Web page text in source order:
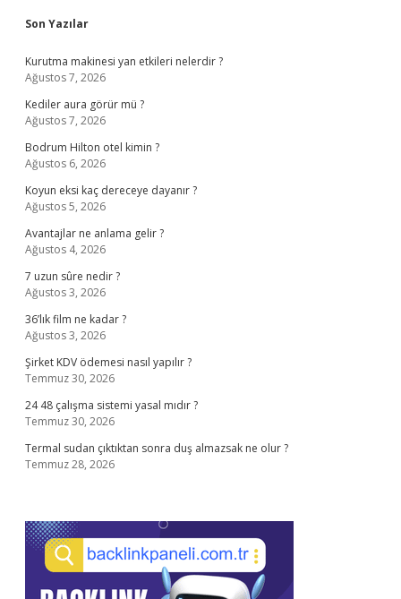
Sidebar
Son Yazılar
Kurutma makinesi yan etkileri nelerdir ?
Ağustos 7, 2026
Kediler aura görür mü ?
Ağustos 7, 2026
Bodrum Hilton otel kimin ?
Ağustos 6, 2026
Koyun eksi kaç dereceye dayanır ?
Ağustos 5, 2026
Avantajlar ne anlama gelir ?
Ağustos 4, 2026
7 uzun sûre nedir ?
Ağustos 3, 2026
36’lık film ne kadar ?
Ağustos 3, 2026
Şirket KDV ödemesi nasıl yapılır ?
Temmuz 30, 2026
24 48 çalışma sistemi yasal mıdır ?
Temmuz 30, 2026
Termal sudan çıktıktan sonra duş almazsak ne olur ?
Temmuz 28, 2026